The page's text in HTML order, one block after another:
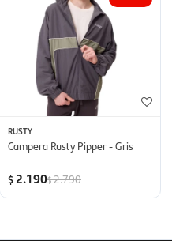
RUSTY
Campera Rusty Pipper - Gris
$2.190$2.790